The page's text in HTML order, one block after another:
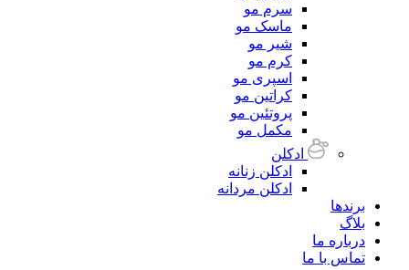
سرم مو
ماسک مو
شیر مو
کرم مو
اسپری مو
کراتین مو
پروتئین مو
مکمل مو
ادکلن
ادکلن زنانه
ادکلن مردانه
برندها
بلاگ
درباره ما
تماس با ما